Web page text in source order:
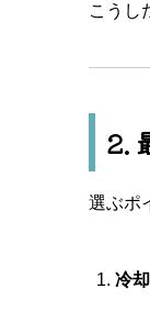
こうし
2.
選ぶポ
冷